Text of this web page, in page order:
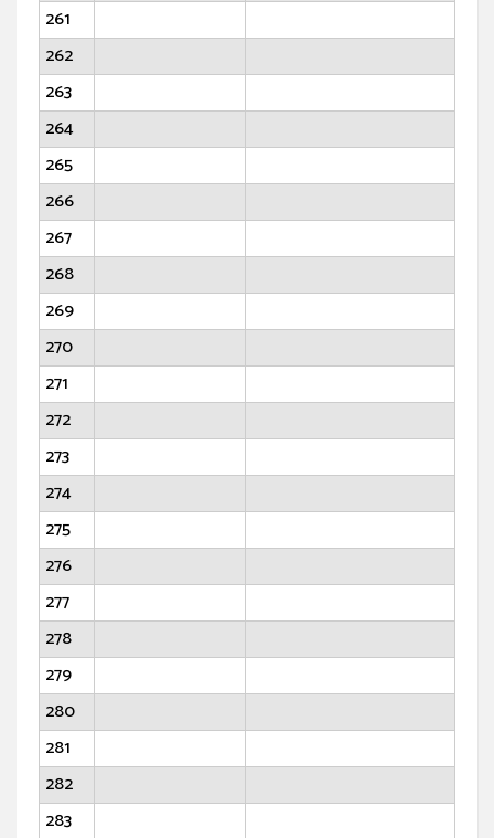
261
262
263
264
265
266
267
268
269
270
271
272
273
274
275
276
277
278
279
280
281
282
283